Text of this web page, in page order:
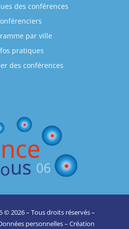
des conférences
par ville
pratiques
des conférences
© 2026 – Tous droits réservés –
personnelles– Création